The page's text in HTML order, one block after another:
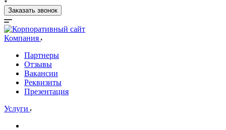
Заказать звонок
Компания
Партнеры
Отзывы
Вакансии
Реквизиты
Презентация
Услуги